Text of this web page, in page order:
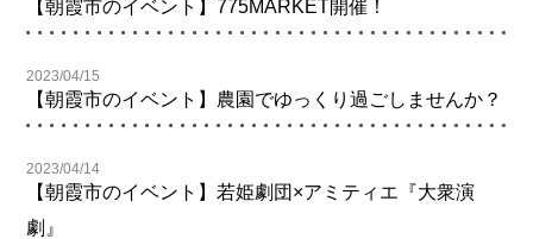
【朝霞市のイベント】775MARKET開催！
2023/04/15
【朝霞市のイベント】農園でゆっくり過ごしませんか？
2023/04/14
【朝霞市のイベント】若姫劇団×アミティエ『大衆演
劇』